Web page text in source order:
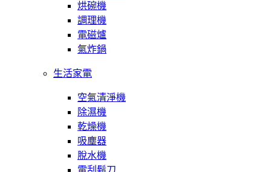
烘碗機
調理機
電磁爐
氣炸鍋
生活家電
空氣清淨機
除濕機
乾燥機
吸塵器
脫水機
電刮鬍刀